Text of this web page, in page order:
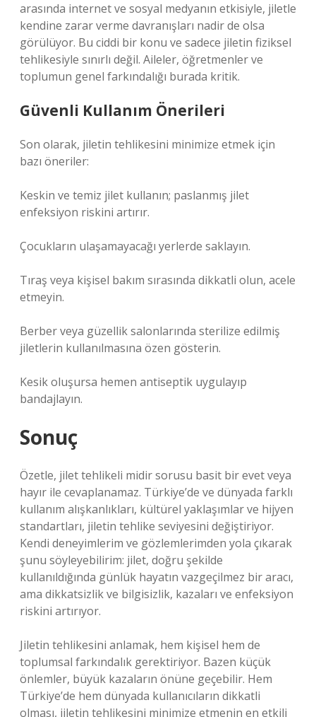
arasında internet ve sosyal medyanın etkisiyle, jiletle
kendine zarar verme davranışları nadir de olsa
görülüyor. Bu ciddi bir konu ve sadece jiletin fiziksel
tehlikesiyle sınırlı değil. Aileler, öğretmenler ve
toplumun genel farkındalığı burada kritik.
Güvenli Kullanım Önerileri
Son olarak, jiletin tehlikesini minimize etmek için
bazı öneriler:
Keskin ve temiz jilet kullanın; paslanmış jilet
enfeksiyon riskini artırır.
Çocukların ulaşamayacağı yerlerde saklayın.
Tıraş veya kişisel bakım sırasında dikkatli olun, acele
etmeyin.
Berber veya güzellik salonlarında sterilize edilmiş
jiletlerin kullanılmasına özen gösterin.
Kesik oluşursa hemen antiseptik uygulayıp
bandajlayın.
Sonuç
Özetle, jilet tehlikeli midir sorusu basit bir evet veya
hayır ile cevaplanamaz. Türkiye’de ve dünyada farklı
kullanım alışkanlıkları, kültürel yaklaşımlar ve hijyen
standartları, jiletin tehlike seviyesini değiştiriyor.
Kendi deneyimlerim ve gözlemlerimden yola çıkarak
şunu söyleyebilirim: jilet, doğru şekilde
kullanıldığında günlük hayatın vazgeçilmez bir aracı,
ama dikkatsizlik ve bilgisizlik, kazaları ve enfeksiyon
riskini artırıyor.
Jiletin tehlikesini anlamak, hem kişisel hem de
toplumsal farkındalık gerektiriyor. Bazen küçük
önlemler, büyük kazaların önüne geçebilir. Hem
Türkiye’de hem dünyada kullanıcıların dikkatli
olması, jiletin tehlikesini minimize etmenin en etkili